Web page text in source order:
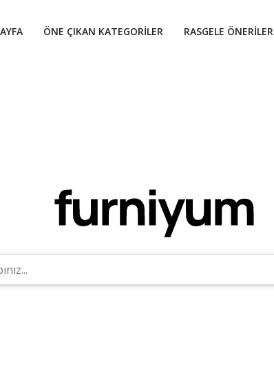
ÖNE ÇIKAN KATEGORILER RASGELE ÖNERILER